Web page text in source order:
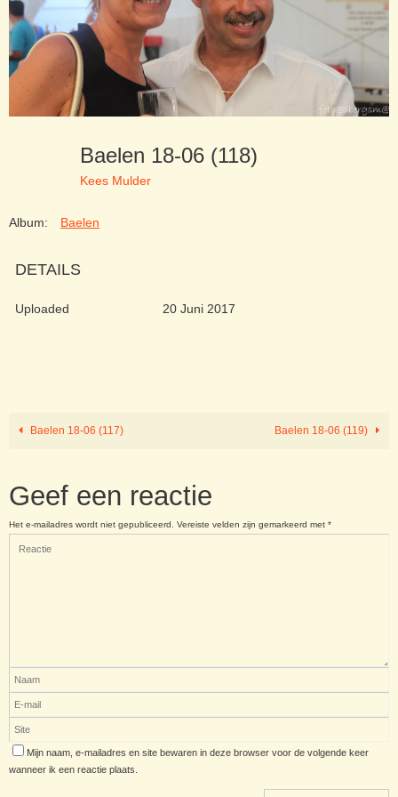
Baelen 18-06 (118)
Kees Mulder
Album: Baelen
DETAILS
Uploaded 20 Juni 2017
Baelen 18-06 (117) Baelen 18-06 (119)
Geef een reactie
Het e-mailadres wordt niet gepubliceerd. Vereiste velden zijn gemarkeerd met *
Mijn naam, e-mailadres en site bewaren in deze browser voor de volgende keer
wanneer ik een reactie plaats.